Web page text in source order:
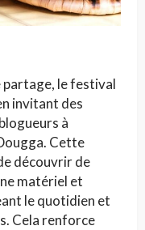
partage, le festival
invitant des
à
Cette
découvrir de
matériel et
le quotidien et
Cela renforce